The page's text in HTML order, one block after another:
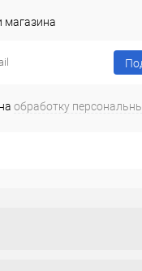
магазина
обработку